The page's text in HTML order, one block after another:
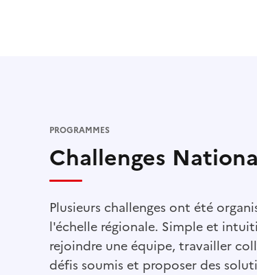
PROGRAMMES
Challenges
Plusieurs challenges ont été
l'échelle régionale. Simple et
rejoindre une équipe, travailler
défis soumis et proposer des